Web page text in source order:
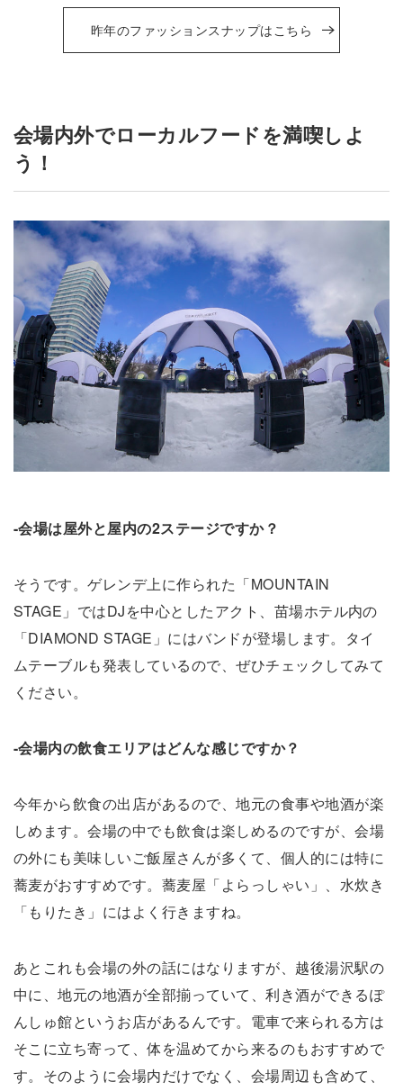
昨年のファッションスナップはこちら
会場内外でローカルフードを満喫しよ
う！
-会場は屋外と屋内の2ステージですか？
そうです。ゲレンデ上に作られた「MOUNTAIN
STAGE」ではDJを中心としたアクト、苗場ホテル内の
「DIAMOND STAGE」にはバンドが登場します。タイ
ムテーブルも発表しているので、ぜひチェックしてみて
ください。
-会場内の飲食エリアはどんな感じですか？
今年から飲食の出店があるので、地元の食事や地酒が楽
しめます。会場の中でも飲食は楽しめるのですが、会場
の外にも美味しいご飯屋さんが多くて、個人的には特に
蕎麦がおすすめです。蕎麦屋「よらっしゃい」、水炊き
「もりたき」にはよく行きますね。
あとこれも会場の外の話にはなりますが、越後湯沢駅の
中に、地元の地酒が全部揃っていて、利き酒ができるぽ
んしゅ館というお店があるんです。電車で来られる方は
そこに立ち寄って、体を温めてから来るのもおすすめで
す。そのように会場内だけでなく、会場周辺も含めて、